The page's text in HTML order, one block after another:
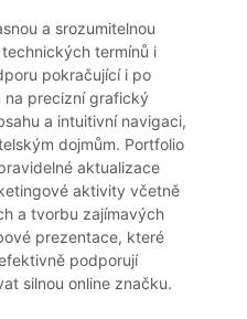
a srozumitelnou
termínů i
pokračující i po
na precizní grafický
a intuitivní navigaci,
dojmům. Portfolio
aktualizace
aktivity včetně
a tvorbu zajímavých
prezentace, které
podporují
silnou online značku.